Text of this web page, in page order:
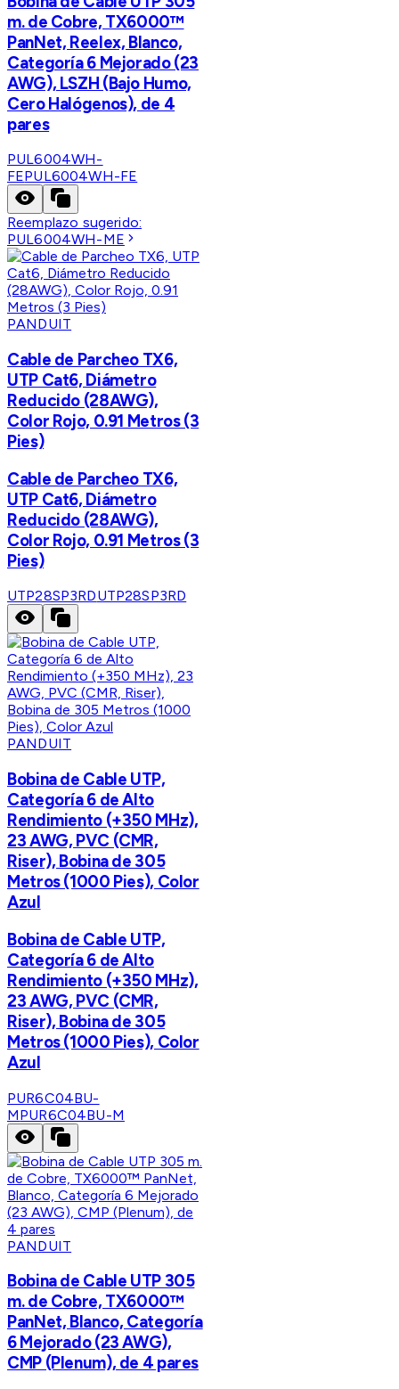
m. de Cobre, TX6000™
PanNet, Reelex, Blanco,
Categoría 6 Mejorado (23
AWG), LSZH (Bajo Humo,
Cero Halógenos), de 4
pares
PUL6004WH-
FEPUL6004WH-FE
Reemplazo sugerido:
PUL6004WH-ME
PANDUIT
Cable de Parcheo TX6,
UTP Cat6, Diámetro
Reducido (28AWG),
Color Rojo, 0.91 Metros (3
Pies)
Cable de Parcheo TX6,
UTP Cat6, Diámetro
Reducido (28AWG),
Color Rojo, 0.91 Metros (3
Pies)
UTP28SP3RDUTP28SP3RD
PANDUIT
Bobina de Cable UTP,
Categoría 6 de Alto
Rendimiento (+350 MHz),
23 AWG, PVC (CMR,
Riser), Bobina de 305
Metros (1000 Pies), Color
Azul
Bobina de Cable UTP,
Categoría 6 de Alto
Rendimiento (+350 MHz),
23 AWG, PVC (CMR,
Riser), Bobina de 305
Metros (1000 Pies), Color
Azul
PUR6C04BU-
MPUR6C04BU-M
PANDUIT
Bobina de Cable UTP 305
m. de Cobre, TX6000™
PanNet, Blanco, Categoría
6 Mejorado (23 AWG),
CMP (Plenum), de 4 pares